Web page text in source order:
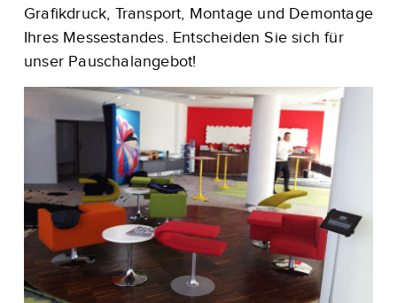
Grafikdruck, Transport, Montage und Demontage
Ihres Messestandes. Entscheiden Sie sich für
unser Pauschalangebot!